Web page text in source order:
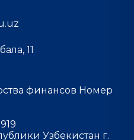
11
финансов Номер
Узбекистан г.